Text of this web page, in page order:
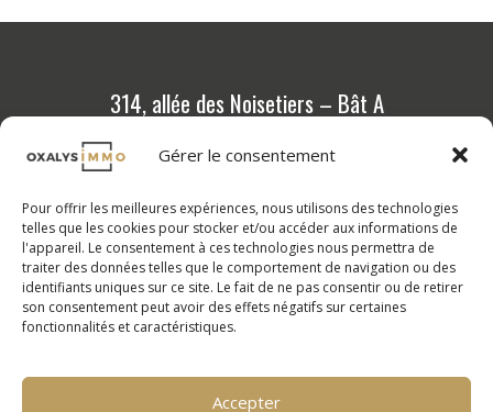
Gérer le consentement
Pour offrir les meilleures expériences, nous utilisons des technologies
telles que les cookies pour stocker et/ou accéder aux informations de
l'appareil. Le consentement à ces technologies nous permettra de
traiter des données telles que le comportement de navigation ou des
identifiants uniques sur ce site. Le fait de ne pas consentir ou de retirer
son consentement peut avoir des effets négatifs sur certaines
fonctionnalités et caractéristiques.
Accepter
314, allée des Noisetiers – Bât A
Programmes neufs
Outils et conseils
Calcul de vos mensualités
Nos valeurs